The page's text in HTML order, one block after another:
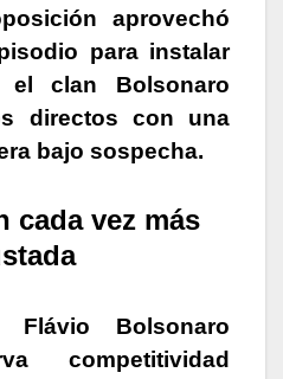
aprovechó
para instalar
clan Bolsonaro
directos con una
bajo sospecha.
cada vez más
Bolsonaro
competitividad